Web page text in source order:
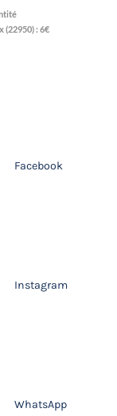
(22950) : 6€
Facebook
Instagram
WhatsApp